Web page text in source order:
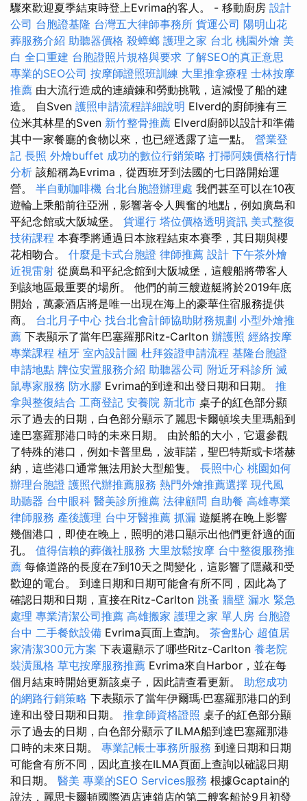
驟來歡迎夏季結束時登上Evrima的客人。 - 移動廚房 設計
公司 台胞證基隆 台灣五大律師事務所 貨運公司 陽明山花
葬服務介紹 助聽器價格 殺蟑螂 護理之家 台北 桃園外燴 美
白 全口重建 台胞證照片規格與要求 了解SEO的真正意思
專業的SEO公司 按摩師證照班訓練 大里推拿療程 士林按摩
推薦 由大流行造成的連續鍊和勞動挑戰，這減慢了船的建
造。 自Sven 護照申請流程詳細說明 Elverd的廚師擁有三
位米其林星的Sven 新竹整骨推薦 Elverd廚師以設計和準備
其中一家餐廳的食物以來，也已經透露了這一點。 營業登
記 長照 外燴buffet 成功的數位行銷策略 打掃阿姨價格行情
分析 該船稱為Evrima，從西班牙到法國的七日路開始運
營。 半自動咖啡機 台北台胞證辦理處 我們甚至可以在10夜
遊輪上乘船前往亞洲，影響著令人興奮的地點，例如廣島和
平紀念館或大阪城堡。 貨運行 塔位價格透明資訊 美式整復
技術課程 本賽季將通過日本旅程結束本賽季，其日期與櫻
花相吻合。 什麼是卡式台胞證 律師推薦 設計 下午茶外燴
近視雷射 從廣島和平紀念館到大阪城堡，這艘船將帶客人
到該地區最重要的場所。 他們的前三艘遊艇將於2019年底
開始，萬豪酒店將是唯一出現在海上的豪華住宿服務提供
商。 台北月子中心 找台北會計師協助財務規劃 小型外燴推
薦 下表顯示了當年巴塞羅那Ritz-Carlton 辦護照 經絡按摩
專業課程 植牙 室內設計圖 杜拜簽證申請流程 基隆台胞證
申請地點 牌位安置服務介紹 助聽器公司 附近牙科診所 滅
鼠專家服務 防水膠 Evrima的到達和出發日期和日期。 推
拿與整復結合 工商登記 安養院 新北市 桌子的紅色部分顯
示了過去的日期，白色部分顯示了麗思卡爾頓埃夫里瑪船到
達巴塞羅那港口時的未來日期。 由於船的大小，它還參觀
了特殊的港口，例如卡普里島，波菲諾，聖巴特斯或卡塔赫
納，這些港口通常無法用於大型船隻。 長照中心 桃園如何
辦理台胞證 護照代辦推薦服務 熱門外燴推薦選擇 現代風
助聽器 台中眼科 醫美診所推薦 法律顧問 自助餐 高雄專業
律師服務 產後護理 台中牙醫推薦 抓漏 遊艇將在晚上影響
幾個港口，即使在晚上，照明的港口顯示出他們更舒適的面
孔。 值得信賴的葬儀社服務 大里放鬆按摩 台中整復服務推
薦 每條道路的長度在7到10天之間變化，這影響了隱藏和受
歡迎的電台。 到達日期和日期可能會有所不同，因此為了
確認日期和日期，直接在Ritz-Carlton 跳蚤 牆壁 漏水 緊急
處理 專業清潔公司推薦 高雄搬家 護理之家 單人房 台胞證
台中 二手餐飲設備 Evrima頁面上查詢。 茶會點心 超值居
家清潔300元方案 下表還顯示了哪些Ritz-Carlton 養老院
裝潢風格 草屯按摩服務推薦 Evrima來自Harbor，並在每
個月結束時開始更新該桌子，因此請查看更新。 助您成功
的網路行銷策略 下表顯示了當年伊爾瑪·巴塞羅那港口的到
達和出發日期和日期。 推拿師資格證照 桌子的紅色部分顯
示了過去的日期，白色部分顯示了ILMA船到達巴塞羅那港
口時的未來日期。 專業記帳士事務所服務 到達日期和日期
可能會有所不同，因此直接在ILMA頁面上查詢以確認日期
和日期。 醫美 專業的SEO Services服務 根據Gcaptain的
說法，麗思卡爾頓國際酒店連鎖店的第二艘客船於9月初發